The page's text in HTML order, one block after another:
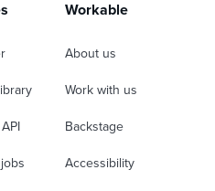
Workable
About us
Work with us
Backstage
Accessibility